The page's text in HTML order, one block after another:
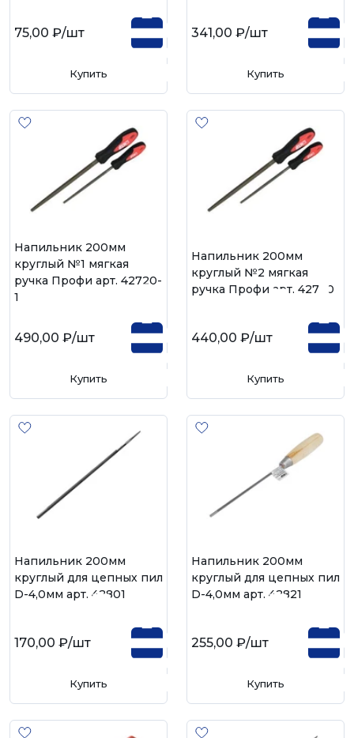
75,00 ₽/шт
Купить
341,00 ₽/шт
Купить
Напильник 200мм
круглый №1 мягкая
ручка Профи арт. 42720-
1
490,00 ₽/шт
Купить
Напильник 200мм
круглый №2 мягкая
ручка Профи арт. 42720
440,00 ₽/шт
Купить
Напильник 200мм
круглый для цепных пил
D-4,0мм арт. 42801
170,00 ₽/шт
Купить
Напильник 200мм
круглый для цепных пил
D-4,0мм арт. 42821
255,00 ₽/шт
Купить